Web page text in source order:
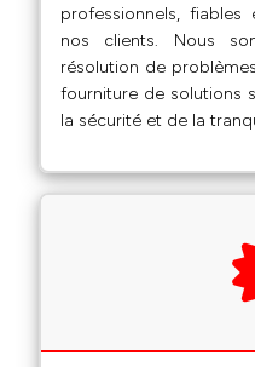
professionnels,
nos clients. Nous
résolution de
fourniture de solutions
la sécurité et de la